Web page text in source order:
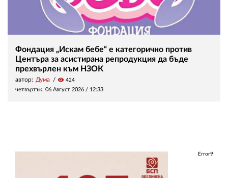
Фондация „Искам бебе“ е категорично против
Центъра за асистирана репродукция да бъде
прехвърлен към НЗОК
автор: Дума visibility 424
четвъртък, 06 Август 2026 / 12:33
Error9